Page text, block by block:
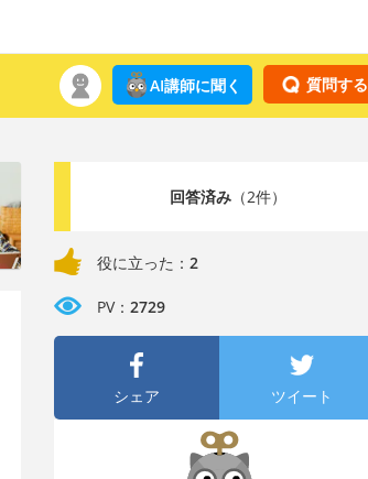
質問する
AI講師に聞く
回答済み（2件）
役に立った： 2
PV： 2729
シェア ツイート